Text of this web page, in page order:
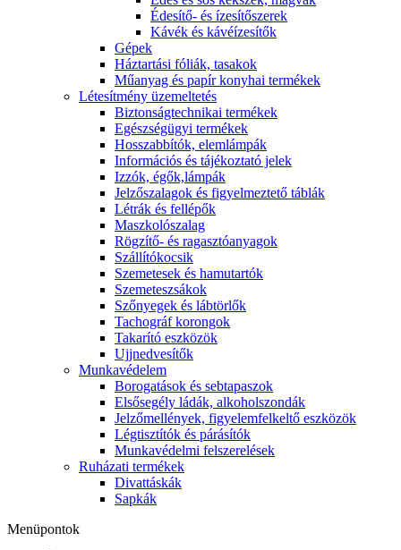
Édesítő- és ízesítőszerek
Kávék és kávéízesítők
Gépek
Háztartási fóliák, tasakok
Műanyag és papír konyhai termékek
Létesítmény üzemeltetés
Biztonságtechnikai termékek
Egészségügyi termékek
Hosszabbítók, elemlámpák
Információs és tájékoztató jelek
Izzók, égők,lámpák
Jelzőszalagok és figyelmeztető táblák
Létrák és fellépők
Maszkolószalag
Rögzítő- és ragasztóanyagok
Szállítókocsik
Szemetesek és hamutartók
Szemeteszsákok
Szőnyegek és lábtörlők
Tachográf korongok
Takarító eszközök
Ujjnedvesítők
Munkavédelem
Borogatások és sebtapaszok
Elsősegély ládák, alkoholszondák
Jelzőmellények, figyelemfelkeltő eszközök
Légtisztítók és párásítók
Munkavédelmi felszerelések
Ruházati termékek
Divattáskák
Sapkák
Menüpontok